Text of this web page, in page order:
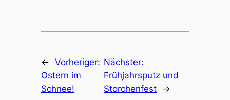
← Vorheriger:
Ostern im
Schnee!
Nächster:
Frühjahrsputz und
Storchenfest
→